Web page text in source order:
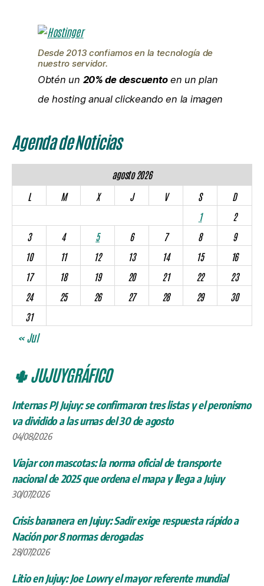
Desde 2013 confiamos en la tecnología de
nuestro servidor.
Obtén un 20% de descuentoen un plan
de hosting anual clickeando en la imagen
Agenda de Noticias
agosto 2026
L
M X J V S
D
1
2
3
4 5 6 7 8
9
10
11 12 13 14 15
16
17
18 19 20 21 22
23
24
25 26 27 28 29
30
31
« Jul
🌵 JUJUYGRÁFICO
Internas PJ Jujuy: se confirmaron tres listas y el peronismo
va dividido a las urnas del 30 de agosto
04/08/2026
Viajar con mascotas: la norma oficial de transporte
nacional de 2025 que ordena el mapa y llega a Jujuy
30/07/2026
Crisis bananera en Jujuy: Sadir exige respuesta rápido a
Nación por 8 normas derogadas
28/07/2026
Litio en Jujuy: Joe Lowry el mayor referente mundial